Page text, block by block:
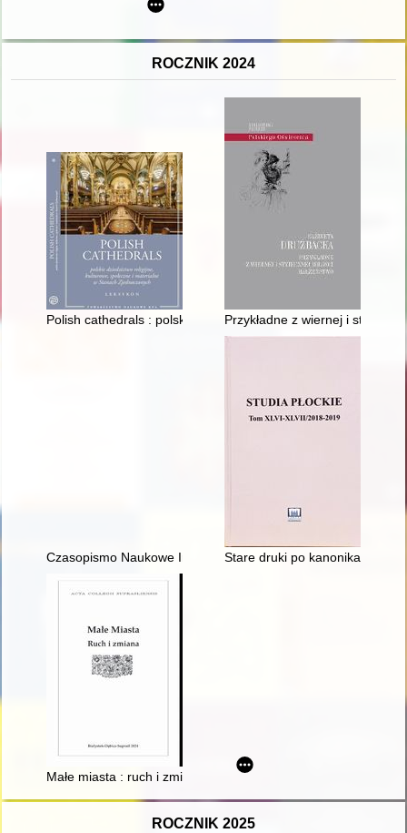
ROCZNIK 2024
Polish cathedrals : polskie dziedzictwo religijne, kulturowe,
Przykładne z wiernej i
Czasopismo Naukowe Instytutu Studiów Kobiecych. 2024, [nr]
Stare druki po kanonikach
Małe miasta : ruch i zmiana
ROCZNIK 2025